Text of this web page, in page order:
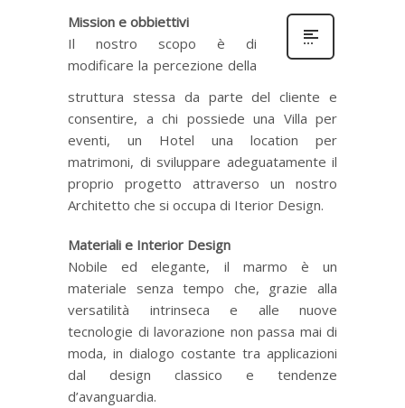
Mission e obbiettivi
Il nostro scopo è di
modificare la percezione della
struttura stessa da parte del cliente e
consentire, a chi possiede una Villa per
eventi, un Hotel una location per
matrimoni, di sviluppare adeguatamente il
proprio progetto attraverso un nostro
Architetto che si occupa di Iterior Design.
Materiali e Interior Design
Nobile ed elegante, il marmo è un
materiale senza tempo che, grazie alla
versatilità intrinseca e alle nuove
tecnologie di lavorazione non passa mai di
moda, in dialogo costante tra applicazioni
dal design classico e tendenze
d’avanguardia.